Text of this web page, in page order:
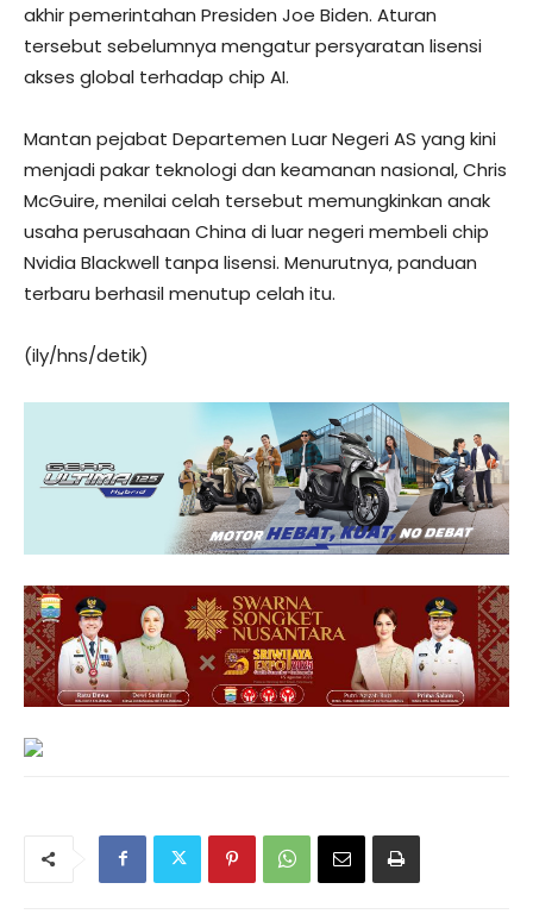
akhir pemerintahan Presiden Joe Biden. Aturan
tersebut sebelumnya mengatur persyaratan lisensi
akses global terhadap chip AI.
Mantan pejabat Departemen Luar Negeri AS yang kini
menjadi pakar teknologi dan keamanan nasional, Chris
McGuire, menilai celah tersebut memungkinkan anak
usaha perusahaan China di luar negeri membeli chip
Nvidia Blackwell tanpa lisensi. Menurutnya, panduan
terbaru berhasil menutup celah itu.
(ily/hns/detik)